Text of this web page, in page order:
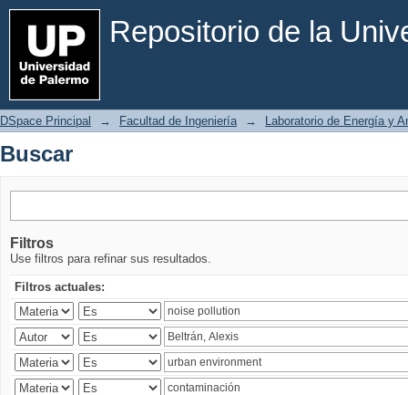
Repositorio de la
Buscar
DSpace Principal → Facultad de Ingeniería → Laboratorio de Energía y
Buscar
Filtros
Use filtros para refinar sus resultados.
Filtros actuales: